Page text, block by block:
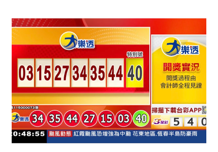
（2007年逝世） 1940年：馬丁·辛，演員，《白宮群英》 1941
年：瑪莎·司徒華，家政學家 1946年：傑克·司特勞，英國政治家
許冠英，香港演員（2011年逝世） 1948年：讓-皮埃爾·拉法蘭，
法國政治家，總理 1948年：翁啟惠，台灣科學家 1964年：艾比
希，泰國政治家 1973年：蒙嘉慧，香港女演員 1975年：伊藤英
明，日本演員 葉月繪理乃，日本動畫聲優 1977年：湯姆·布雷
迪，美國美式足球運動員 1978年：余進德，台灣棒球選手 蔡淳
佳，新加坡女歌手 羅若安，香港前女新聞主播 1979年：Suara，
日本歌手 伊萬傑琳·莉莉，加拿大演員 [3] 1982年：張育保，台灣